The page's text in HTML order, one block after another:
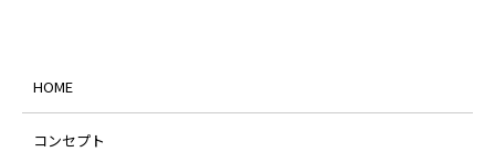
HOME
コンセプト